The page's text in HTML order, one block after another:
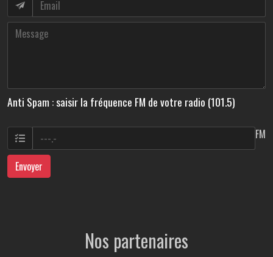
Anti Spam : saisir la fréquence FM de votre radio (101.5)
FM
Envoyer
Nos partenaires